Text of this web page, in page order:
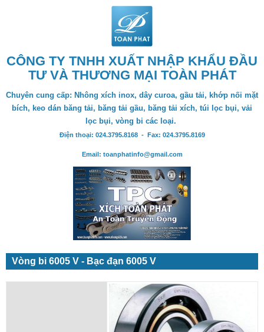
CÔNG TY TNHH XUẤT NHẬP KHẨU ĐẦU
TƯ VÀ THƯƠNG MẠI TOÀN PHÁT
Chuyên cung cấp: Nhông xích inox, dây curoa, gầu tải, khớp nối mặt
bích, keo dán băng tải, băng tải gầu, băng tải xích, túi lọc bụi, vải
lọc bụi, vòng bi các loại.
Điện thoại: 024.3795.8168 - Fax: 024.3795.8169
Email: toanphatinfo@gmail.com
Vòng bi 6005 V - Bạc đạn 6005 V